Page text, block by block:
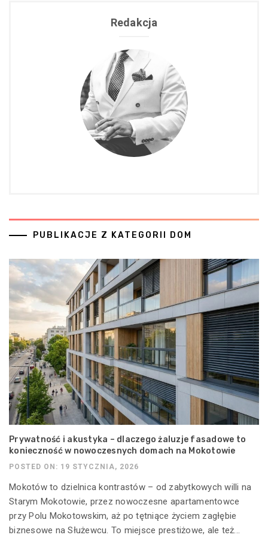
Redakcja
PUBLIKACJE Z KATEGORII DOM
Prywatność i akustyka – dlaczego żaluzje fasadowe to
konieczność w nowoczesnych domach na Mokotowie
POSTED ON: 19 STYCZNIA, 2026
Mokotów to dzielnica kontrastów – od zabytkowych willi na
Starym Mokotowie, przez nowoczesne apartamentowce
przy Polu Mokotowskim, aż po tętniące życiem zagłębie
biznesowe na Służewcu. To miejsce prestiżowe, ale też...